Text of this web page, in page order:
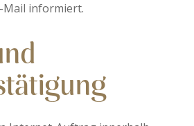
Mail informiert.